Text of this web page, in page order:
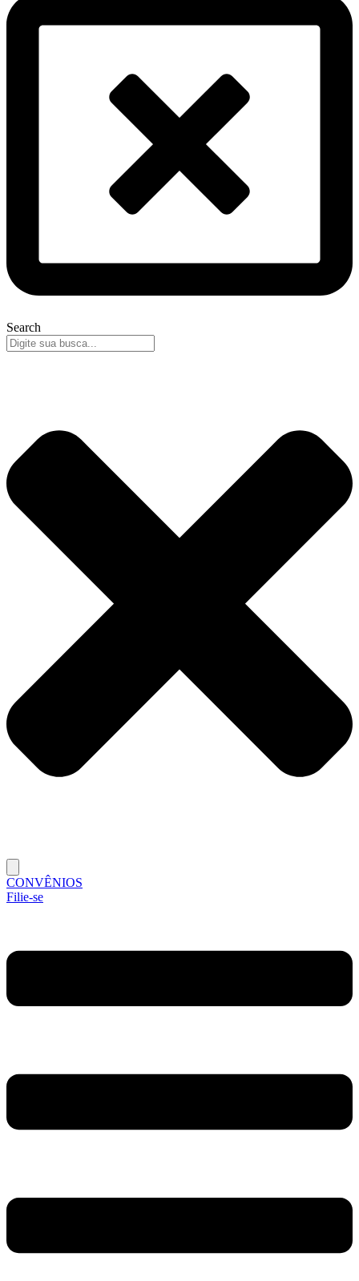
Search
CONVÊNIOS
Filie-se